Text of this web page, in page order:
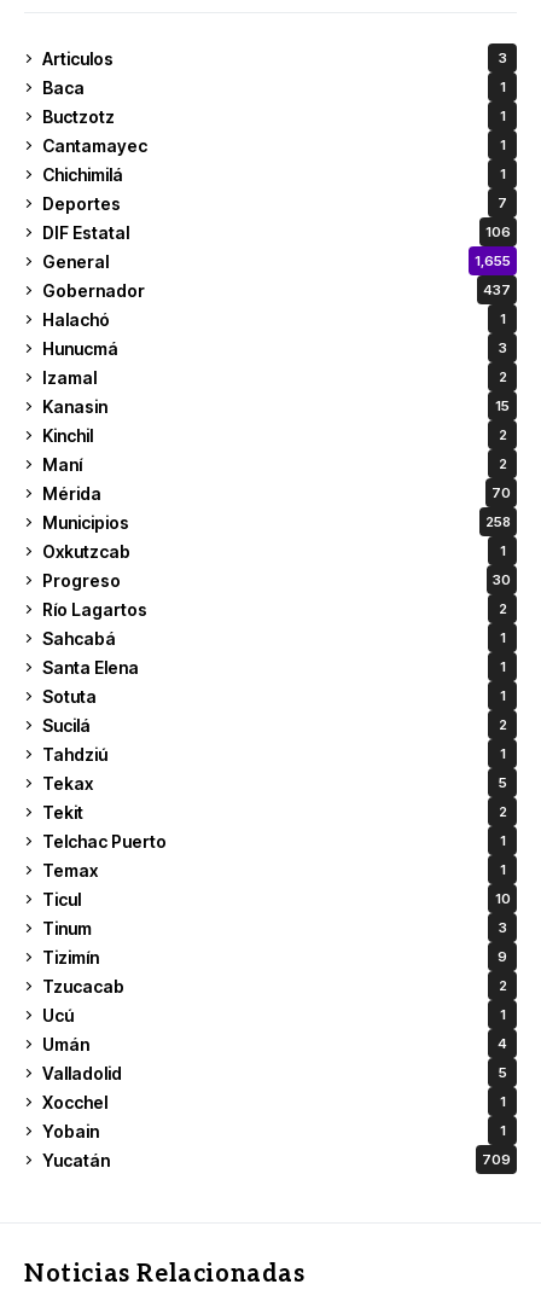
Articulos 3
Baca 1
Buctzotz 1
Cantamayec 1
Chichimilá 1
Deportes 7
DIF Estatal 106
General 1,655
Gobernador 437
Halachó 1
Hunucmá 3
Izamal 2
Kanasin 15
Kinchil 2
Maní 2
Mérida 70
Municipios 258
Oxkutzcab 1
Progreso 30
Río Lagartos 2
Sahcabá 1
Santa Elena 1
Sotuta 1
Sucilá 2
Tahdziú 1
Tekax 5
Tekit 2
Telchac Puerto 1
Temax 1
Ticul 10
Tinum 3
Tizimín 9
Tzucacab 2
Ucú 1
Umán 4
Valladolid 5
Xocchel 1
Yobain 1
Yucatán 709
Noticias Relacionadas